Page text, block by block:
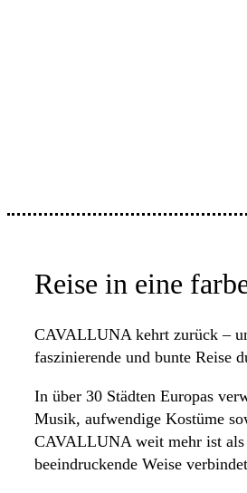
Reise in eine
CAVALLUNA kehrt zurück –
faszinierende und bunte Reise
In über 30 Städten Europas
Musik, aufwendige Kostüme
CAVALLUNA weit mehr ist als
beeindruckende Weise